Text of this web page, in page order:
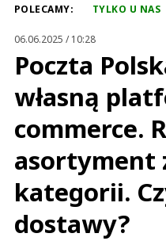
POLECAMY: TYLKO U NAS
06.06.2025 / 10:28
Poczta
własną
commerce.
asortyment
kategorii.
dostawy?